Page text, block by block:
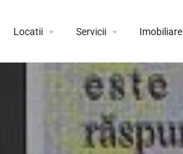
Locatii Servicii Imobiliare